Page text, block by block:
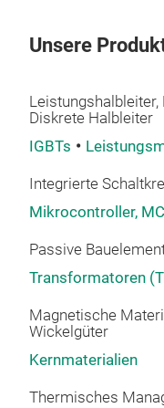
Unsere
Leistungshalbleiter,
Diskrete Halbleiter
IGBTs
Integrierte
Mikrocontroller,
Passive
Transformatoren
Magnetische
Wickelgüter
Kernmaterialien
Thermisches